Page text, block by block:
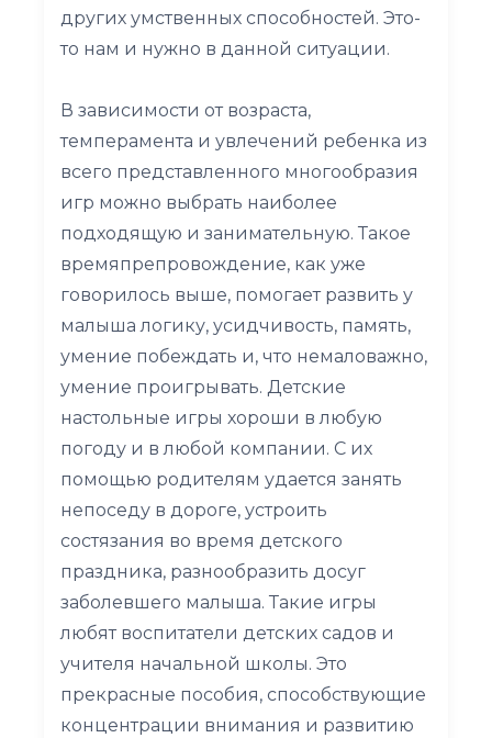
других умственных способностей. Это-
то нам и нужно в данной ситуации.
В зависимости от возраста,
темперамента и увлечений ребенка из
всего представленного многообразия
игр можно выбрать наиболее
подходящую и занимательную. Такое
времяпрепровождение, как уже
говорилось выше, помогает развить у
малыша логику, усидчивость, память,
умение побеждать и, что немаловажно,
умение проигрывать. Детские
настольные игры хороши в любую
погоду и в любой компании. С их
помощью родителям удается занять
непоседу в дороге, устроить
состязания во время детского
праздника, разнообразить досуг
заболевшего малыша. Такие игры
любят воспитатели детских садов и
учителя начальной школы. Это
прекрасные пособия, способствующие
концентрации внимания и развитию